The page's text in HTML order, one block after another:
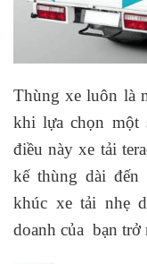
Thùng xe luôn là
khi lựa chọn một
điều này xe tải
kế thùng dài đến
khúc xe tải nhẹ
doanh của bạn trở